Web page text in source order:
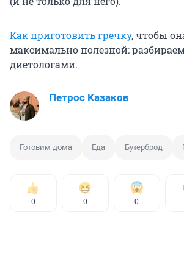
Как приготовить гречку, чтобы
максимально полезной:
диетологами.
Петрос Казаков
Готовим дома Еда Бутерброд
0 0 0